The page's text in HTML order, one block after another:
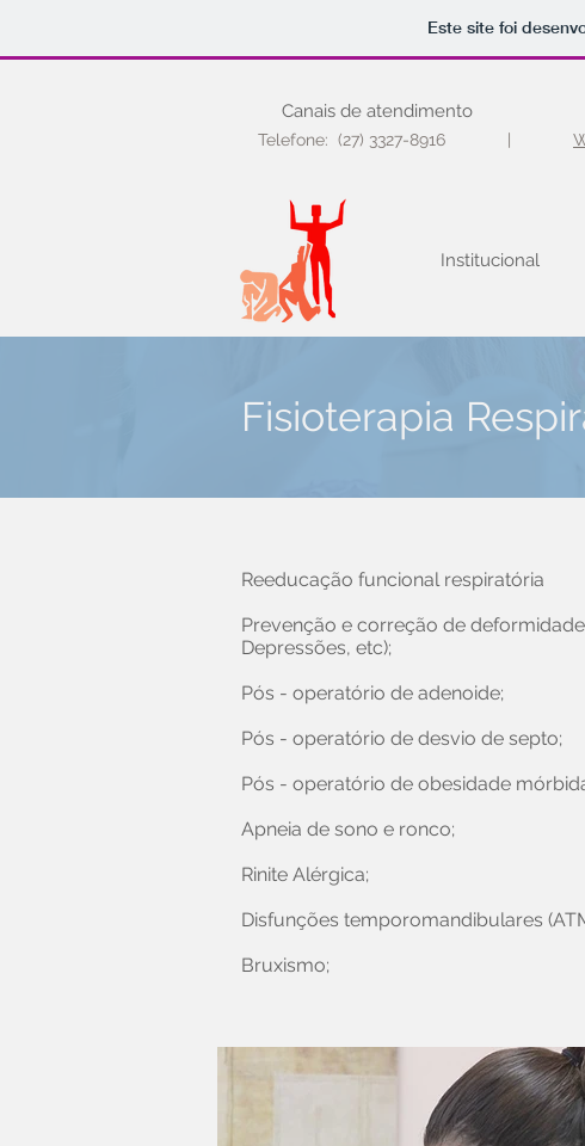
Este site foi
Canais de atendimento
Telefone: (27) 3327-8916 |
Institucional
Fisioterapia
Reeducação funcional respiratória
Prevenção e correção de
Depressões, etc);
Pós - operatório de adenoide;
Pós - operatório de desvio de septo;
Pós - operatório de obesidade
Apneia de sono e ronco;
Rinite Alérgica;
Disfunções temporomandibulares
Bruxismo;